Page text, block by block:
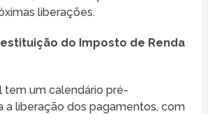
liberações.
do Imposto de Renda
tem um calendário pré-
a liberação dos pagamentos, com